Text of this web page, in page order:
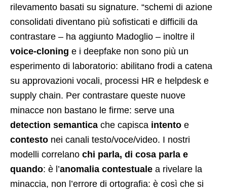
rilevamento basati su signature. “schemi di azione
consolidati diventano più sofisticati e difficili da
contrastare – ha aggiunto Madoglio – inoltre il
voice-cloning e i deepfake non sono più un
esperimento di laboratorio: abilitano frodi a catena
su approvazioni vocali, processi HR e helpdesk e
supply chain. Per contrastare queste nuove
minacce non bastano le firme: serve una
detection semantica che capisca intento e
contesto nei canali testo/voce/video. I nostri
modelli correlano chi parla, di cosa parla e
quando: è l’anomalia contestuale a rivelare la
minaccia, non l’errore di ortografia: è così che si